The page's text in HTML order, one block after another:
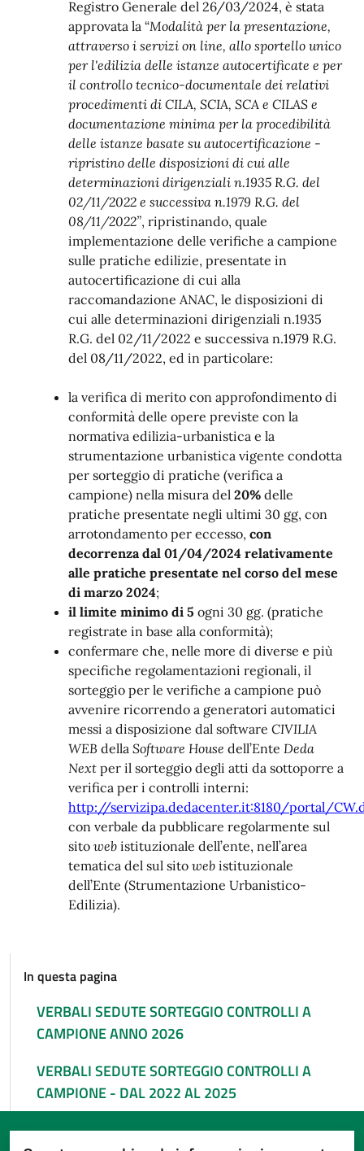
Registro Generale del 26/03/2024, è stata
approvata la “Modalità per la presentazione,
attraverso i servizi on line, allo sportello unico
per l'edilizia delle istanze autocertificate e per
il controllo tecnico-documentale dei relativi
procedimenti di CILA, SCIA, SCA e CILAS e
documentazione minima per la procedibilità
delle istanze basate su autocertificazione -
ripristino delle disposizioni di cui alle
determinazioni dirigenziali n.1935 R.G. del
02/11/2022 e successiva n.1979 R.G. del
08/11/2022”, ripristinando, quale
implementazione delle verifiche a campione
sulle pratiche edilizie, presentate in
autocertificazione di cui alla
raccomandazione ANAC, le disposizioni di
cui alle determinazioni dirigenziali n.1935
R.G. del 02/11/2022 e successiva n.1979 R.G.
del 08/11/2022, ed in particolare:
la verifica di merito con approfondimento di
conformità delle opere previste con la
normativa edilizia-urbanistica e la
strumentazione urbanistica vigente condotta
per sorteggio di pratiche (verifica a
campione) nella misura del 20% delle
pratiche presentate negli ultimi 30 gg, con
arrotondamento per eccesso, con
decorrenza dal 01/04/2024 relativamente
alle pratiche presentate nel corso del mese
di marzo 2024;
il limite minimo di 5 ogni 30 gg. (pratiche
registrate in base alla conformità);
confermare che, nelle more di diverse e più
specifiche regolamentazioni regionali, il
sorteggio per le verifiche a campione può
avvenire ricorrendo a generatori automatici
messi a disposizione dal software CIVILIA
WEB della Software House dell’Ente Deda
Next per il sorteggio degli atti da sottoporre a
verifica per i controlli interni:
http://servizipa.dedacenter.it:8180/portal/
con verbale da pubblicare regolarmente sul
sito web istituzionale dell’ente, nell’area
tematica del sul sito web istituzionale
dell’Ente (Strumentazione Urbanistico-
Edilizia).
In questa pagina
VERBALI SEDUTE SORTEGGIO CONTROLLI A
CAMPIONE ANNO 2026
VERBALI SEDUTE SORTEGGIO CONTROLLI A
CAMPIONE - DAL 2022 AL 2025